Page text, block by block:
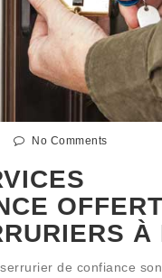
No Comments
À
de confiance